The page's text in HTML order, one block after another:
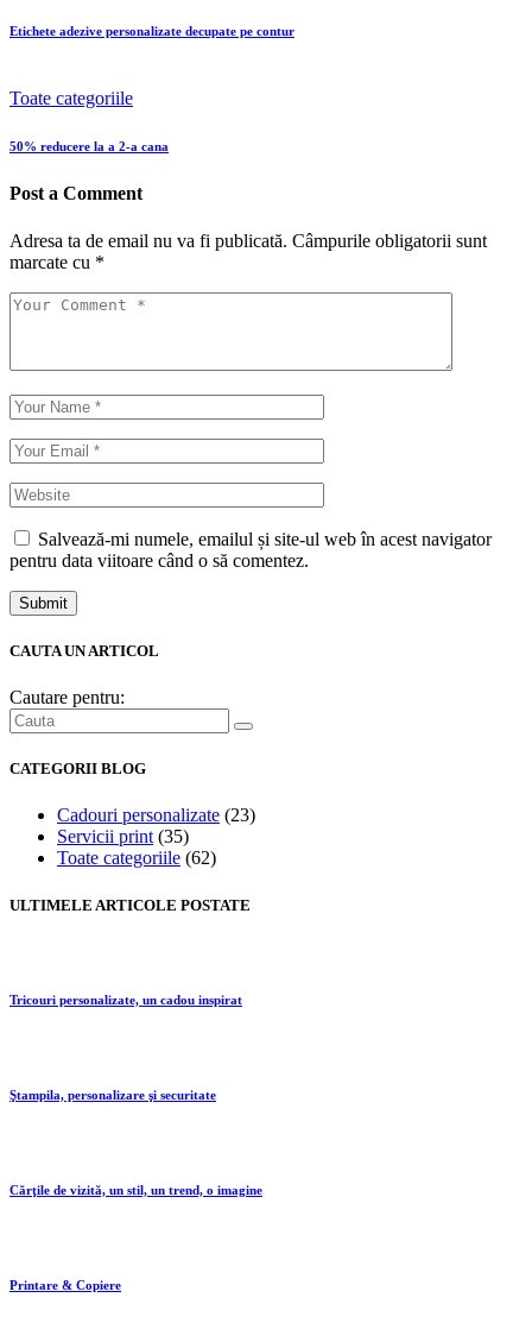
Etichete adezive personalizate decupate pe contur
Toate categoriile
50% reducere la a 2-a cana
Post a Comment
Adresa ta de email nu va fi publicată. Câmpurile obligatorii sunt
marcate cu *
Salvează-mi numele, emailul și site-ul web în acest navigator
pentru data viitoare când o să comentez.
Submit
CAUTA UN ARTICOL
Cautare pentru:
CATEGORII BLOG
Cadouri personalizate (23)
Servicii print (35)
Toate categoriile (62)
ULTIMELE ARTICOLE POSTATE
Tricouri personalizate, un cadou inspirat
Ştampila, personalizare şi securitate
Cărţile de vizită, un stil, un trend, o imagine
Printare & Copiere